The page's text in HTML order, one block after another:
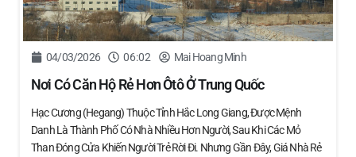
04/03/2026 06:02 Mai Hoang Minh
Nơi Có Căn Hộ Rẻ Hơn Ôtô Ở Trung Quốc
Hạc Cương (Hegang) Thuộc Tỉnh Hắc Long Giang, Được Mệnh
Danh Là Thành Phố Có Nhà Nhiều Hơn Người, Sau Khi Các Mỏ
Than Đóng Cửa Khiến Người Trẻ Rời Đi. Nhưng Gần Đây, Giá Nhà Rẻ